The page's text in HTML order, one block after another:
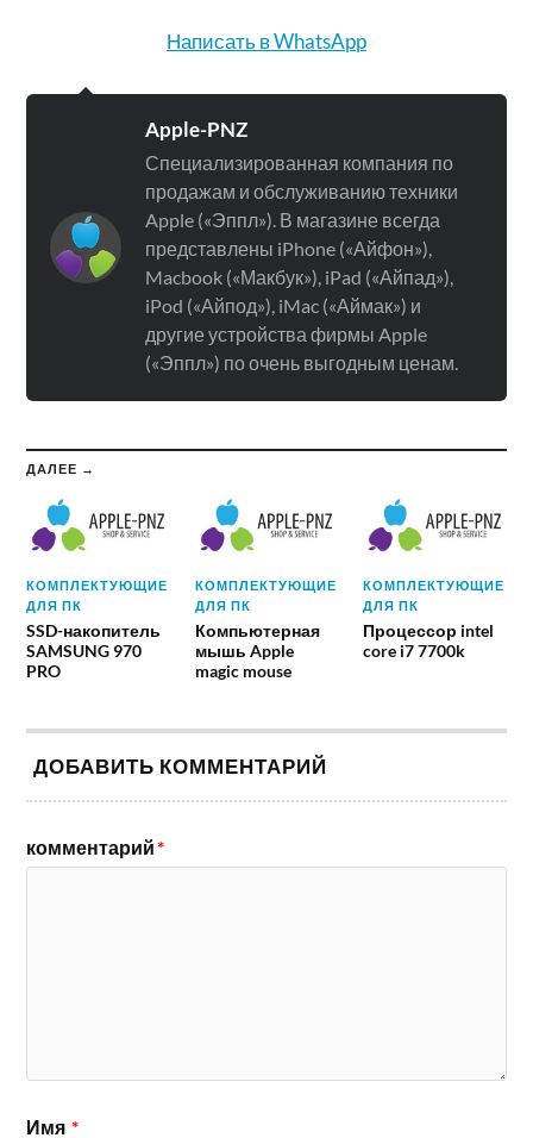
Написать в WhatsApp
Apple-PNZ
Специализированная компания по
продажам и обслуживанию техники
Apple («Эппл»). В магазине всегда
представлены iPhone («Айфон»),
Macbook («Макбук»), iPad («Айпад»),
iPod («Айпод»), iMac («Аймак») и
другие устройства фирмы Apple
(«Эппл») по очень выгодным ценам.
ДАЛЕЕ →
КОМПЛЕКТУЮЩИЕ
ДЛЯ ПК
SSD-накопитель
SAMSUNG 970
PRO
КОМПЛЕКТУЮЩИЕ
ДЛЯ ПК
Компьютерная
мышь Apple
magic mouse
КОМПЛЕКТУЮЩИЕ
ДЛЯ ПК
Процессор intel
core i7 7700k
ДОБАВИТЬ КОММЕНТАРИЙ
комментарий*
Имя *